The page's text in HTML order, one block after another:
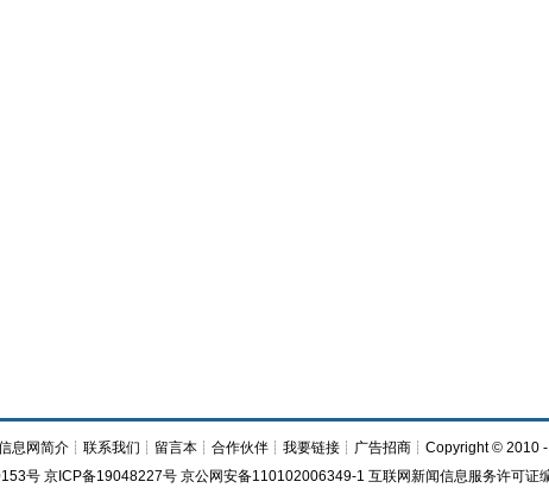
息网简介┊ 联系我们 ┊ 留言本┊ 合作伙伴┊ 我要链接┊ 广告招商┊Copyright © 2010 -
号 京ICP备19048227号 京公网安备110102006349-1 互联网新闻信息服务许可证